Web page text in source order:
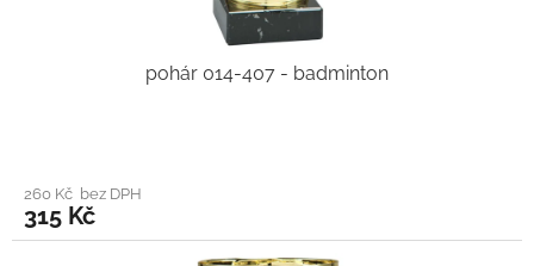
pohár 014-407 - badminton
260 Kč bez DPH
315 Kč